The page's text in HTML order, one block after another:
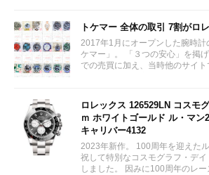
トケマー 全体の取引 7割がロ
2017年1月にオープンした腕時計
ケマー」。 「３つの安心」を掲
での売買に加え、当時他のサイ
ロレックス 126529LN コスモ
ｍ ホワイトゴールド ル・マン
キャリバー4132
2023年新作。 100周年を迎えた
祝して特別なコスモグラフ・デ
しました。 因みに100周年のレ